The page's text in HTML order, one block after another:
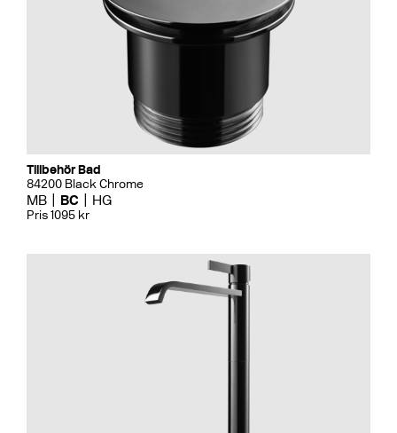
Tillbehör Bad
84200 Black Chrome
MB BC HG
Pris 1095 kr